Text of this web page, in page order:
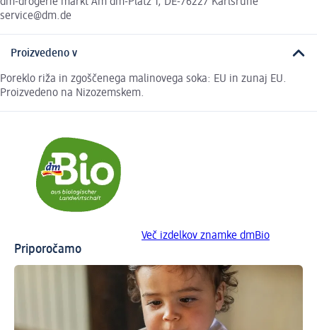
dm-drogerie markt Am dm-Platz 1, DE-76227 Karlsruhe
service@dm.de
Proizvedeno v
Poreklo riža in zgoščenega malinovega soka: EU in zunaj EU.
Proizvedeno na Nizozemskem.
Več izdelkov znamke dmBio
Priporočamo